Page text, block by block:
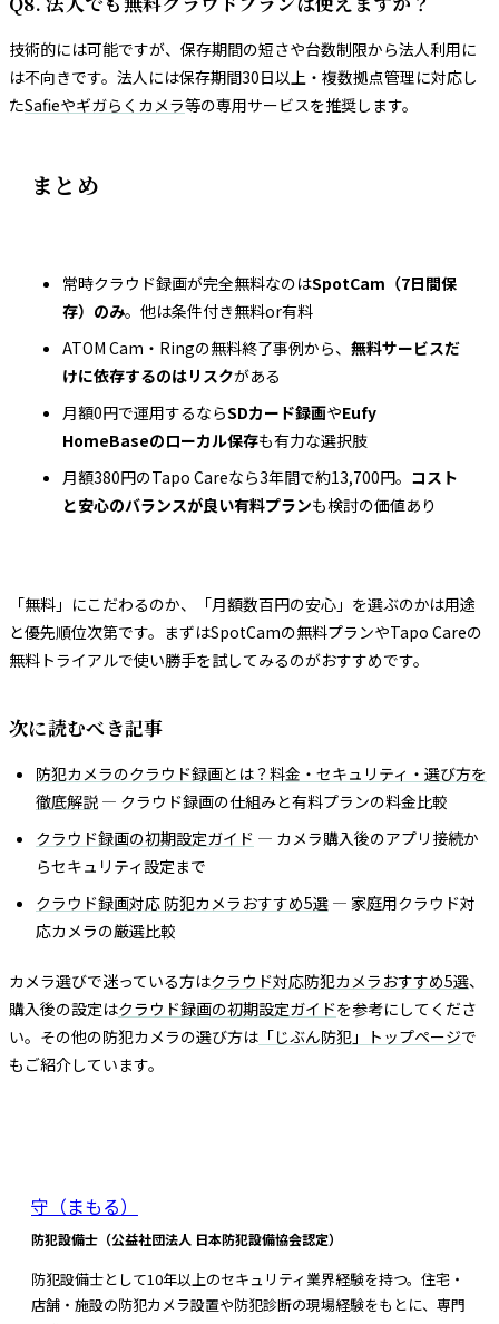
技術的には可能ですが、保存期間の短さや台数制限から法人利用に
は不向きです。法人には保存期間30日以上・複数拠点管理に対応し
たSafieやギガらくカメラ等の専用サービスを推奨します。
まとめ
常時クラウド録画が完全無料なのはSpotCam（7日間保
存）のみ。他は条件付き無料or有料
ATOM Cam・Ringの無料終了事例から、 無料サービスだ
けに依存するのはリスクがある
月額0円で運用するならSDカード録画やEufy
HomeBaseのローカル保存も有力な選択肢
月額380円のTapo Careなら3年間で約13,700円。 コスト
と安心のバランスが良い有料プランも検討の価値あり
「無料」にこだわるのか、「月額数百円の安心」を選ぶのかは用途
と優先順位次第です。まずはSpotCamの無料プランやTapo Careの
無料トライアルで使い勝手を試してみるのがおすすめです。
次に読むべき記事
防犯カメラのクラウド録画とは？料金・セキュリティ・選び方を
徹底解説 — クラウド録画の仕組みと有料プランの料金比較
クラウド録画の初期設定ガイド — カメラ購入後のアプリ接続か
らセキュリティ設定まで
クラウド録画対応 防犯カメラおすすめ5選 — 家庭用クラウド対
応カメラの厳選比較
カメラ選びで迷っている方はクラウド対応防犯カメラおすすめ5選、
購入後の設定はクラウド録画の初期設定ガイドを参考にしてくださ
い。その他の防犯カメラの選び方は 「じぶん防犯」トップページで
もご紹介しています。
守（まもる）
防犯設備士（公益社団法人 日本防犯設備協会認定）
防犯設備士として10年以上のセキュリティ業界経験を持つ。住宅・
店舗・施設の防犯カメラ設置や防犯診断の現場経験をもとに、専門